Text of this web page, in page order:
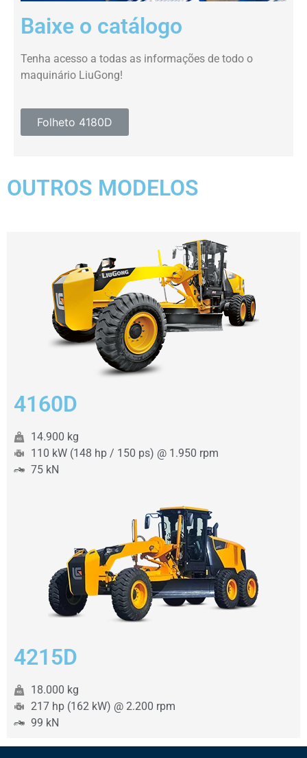
Baixe o catálogo
Tenha acesso a todas as informações de todo o
maquinário LiuGong!
Folheto 4180D
OUTROS MODELOS
4160D
14.900 kg
110 kW (148 hp / 150 ps) @ 1.950 rpm
75 kN
4215D
18.000 kg
217 hp (162 kW) @ 2.200 rpm
99 kN